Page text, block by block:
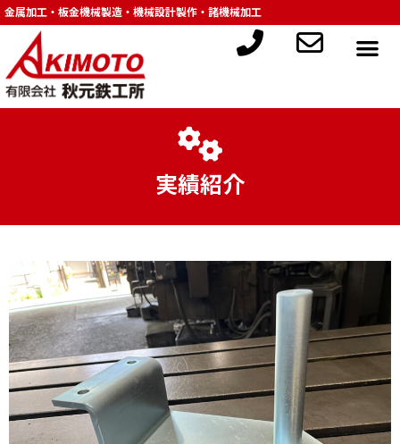
金属加工・板金機械製造・機械設計製作・諸機械加工
実績紹介